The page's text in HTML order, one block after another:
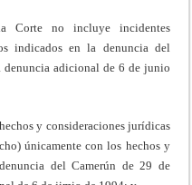
Corte no incluye incidentes
indicados en la denuncia del
denuncia adicional de 6 de junio
y consideraciones jurídicas
únicamente con los hechos y
del Camerún de 29 de